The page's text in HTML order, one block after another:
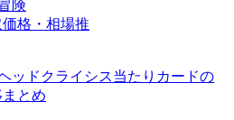
険
格・相場推